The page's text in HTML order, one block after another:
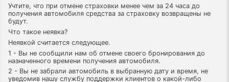
Учтите, что при отмене страховки менее чем за 24 часа до
получения автомобиля средства за страховку возвращены не
будут.
Что такое неявка?
Неявкой считается следующее.
1 - Вы не сообщили нам об отмене своего бронирования до
назначенного времени получения автомобиля.
2 - Вы не забрали автомобиль в выбранную дату и время, не
уведомив нашу службу поддержки клиентов о какой-либо